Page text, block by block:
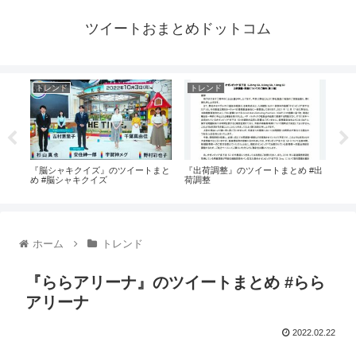
ツイートおまとめドットコム
トレンド
『脳シャキクイズ』のツイートまと
め #脳シャキクイズ
トレンド
『出荷調整』のツイートまとめ #出
荷調整
ホーム トレンド
『ららアリーナ』のツイートまとめ #らら
アリーナ
2022.02.22